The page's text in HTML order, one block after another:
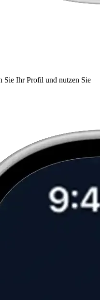
Sie Ihr Profil und nutzen Sie